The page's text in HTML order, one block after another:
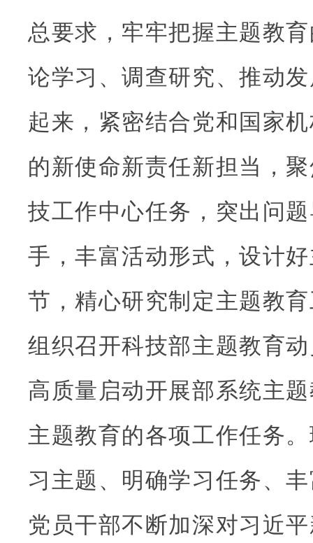
总要求，牢牢把握主题教
论学习、调查研究、推动
起来，紧密结合党和国家
的新使命新责任新担当，
技工作中心任务，突出问
手，丰富活动形式，设计
节，精心研究制定主题教
组织召开科技部主题教育
高质量启动开展部系统主
主题教育的各项工作任务
习主题、明确学习任务、
党员干部不断加深对习近